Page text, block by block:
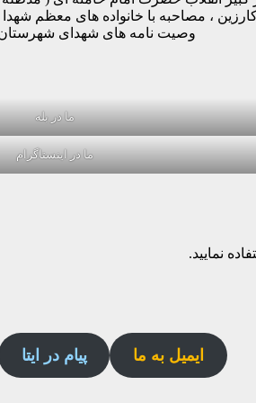
، مصاحبه با خانواده های
وصیت نامه های شهدای
ما در بله
ما در اینستاگرام
نمایید.
ایمیل به ما پیام در ایتا